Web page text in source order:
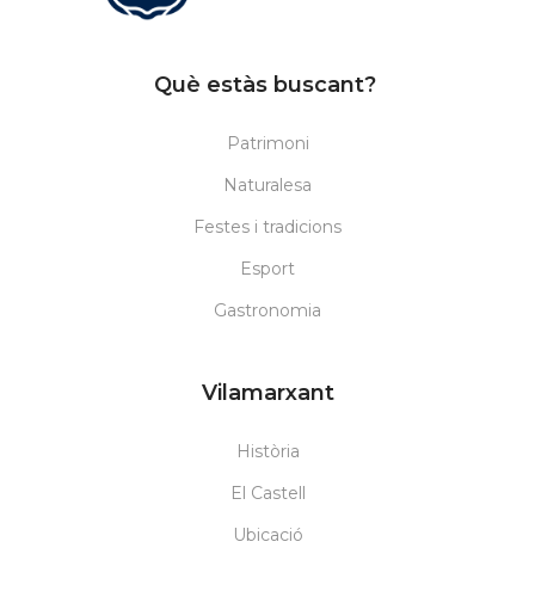
Què estàs buscant?
Patrimoni
Naturalesa
Festes i tradicions
Esport
Gastronomia
Vilamarxant
Història
El Castell
Ubicació